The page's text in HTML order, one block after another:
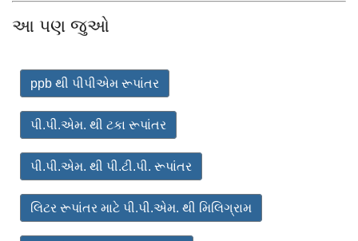
આ પણ જુઓ
ppb થી પીપીએમ રૂપાંતર
પી.પી.એમ. થી ટકા રૂપાંતર
પી.પી.એમ. થી પી.ટી.પી. રૂપાંતર
લિટર રૂપાંતર માટે પી.પી.એમ. થી મિલિગ્રામ